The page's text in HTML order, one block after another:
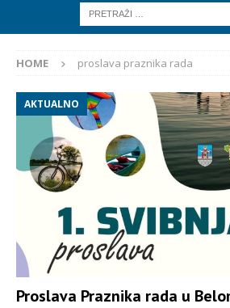
HOME proslava praznika rada
AKTUALNO
Proslava Praznika rada u